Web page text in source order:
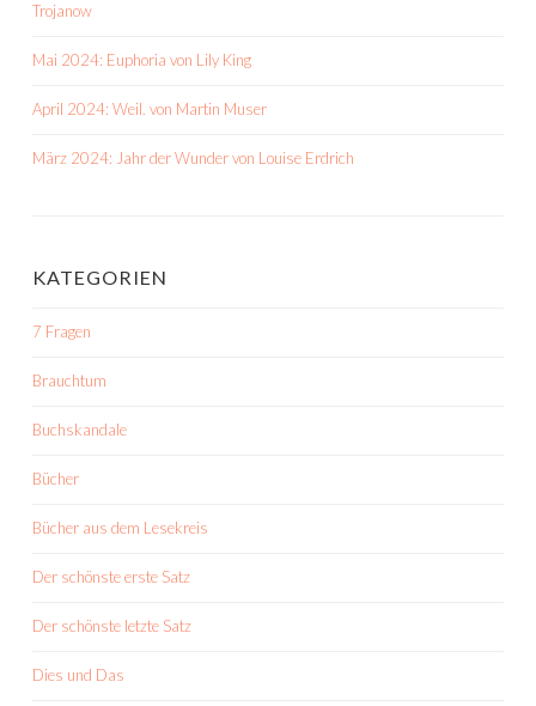
Trojanow
Mai 2024: Euphoria von Lily King
April 2024: Weil. von Martin Muser
März 2024: Jahr der Wunder von Louise Erdrich
KATEGORIEN
7 Fragen
Brauchtum
Buchskandale
Bücher
Bücher aus dem Lesekreis
Der schönste erste Satz
Der schönste letzte Satz
Dies und Das